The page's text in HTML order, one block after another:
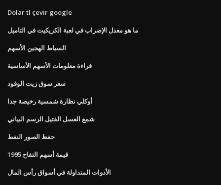
Dolar tl çevir google
ما هو معدل الإضراب في لعبة الكريكيت في التاميل
السياط الهجين الأسهم
قراءة معلومات الأسهم الأساسية
سعر سوق زيت الوقود
أوكلي نظارة شمسية رخيصة جدا
شمع العسل الفتيل الرسم البياني
حفظ الصور النفط
قيمة أسهم التفاح 1995
الأدوات المتداولة في أسواق رأس المال